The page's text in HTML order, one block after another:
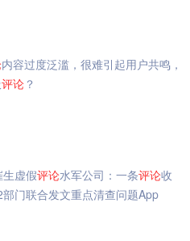
内容过度泛滥，很难引起用户共鸣，
评论 ？
虚假评论水军公司：一条评论收
门联合发文重点清查问题App